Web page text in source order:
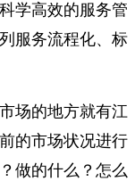
学高效的服务管
服务流程化、标
场的地方就有江
的市场状况进行
做的什么？怎么